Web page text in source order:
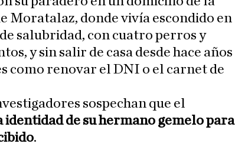
Moratalaz, donde vivía escondido en
salubridad, con cuatro perros y
y sin salir de casa desde hace años
como renovar el DNI o el carnet de
sospechan que el
identidad de su hermano gemelo para
.